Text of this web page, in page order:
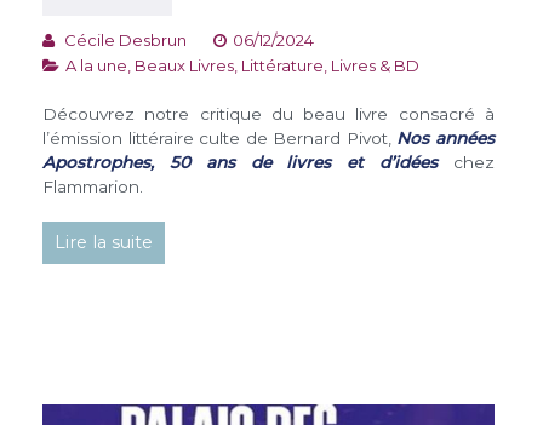
Cécile Desbrun
06/12/2024
A la une Beaux Livres Littérature Livres & BD
Découvrez notre critique du beau livre consacré à
l’émission littéraire culte de Bernard Pivot, Nos années
Apostrophes, 50 ans de livres et d’idéeschez
Flammarion.
Lire la suite